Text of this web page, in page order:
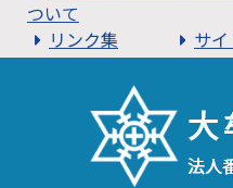
ついて
リンク集
サ